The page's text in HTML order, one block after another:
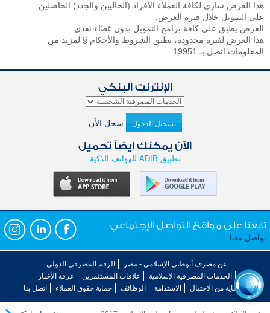
هذا العرض ساري لكافة العملاء الأفراد (الحاليين والجدد) الحاصلين
على التمويل خلال فترة العرض.
العرض يطبق على كافة برامج التمويل بدون غطاء نقدي.
هذا العرض لفترة محدودة، تطبق الشروط والأحكام § لمزيد من
المعلومات اتصل بـ 19951
الإنترنت البنكي
تسجيل الدخول سجل الأن
الآن يمكنك أيضاً تحميل
تطبيق ADIB للهواتف الذكية
تابعنا علي مواقع التواصل الإجتماعي
تواصل معنا
عن مصرف أبوظبي الإسلامي - مصر
الرقم المصرفي الدولي
الخدمات المصرفية الإسلامية
علاقات المستثمرين
غرفة الأخبار
الحماية من الاحتيال
الاستدامة الوظائف حماية حقوق العملاء اتصل بنا